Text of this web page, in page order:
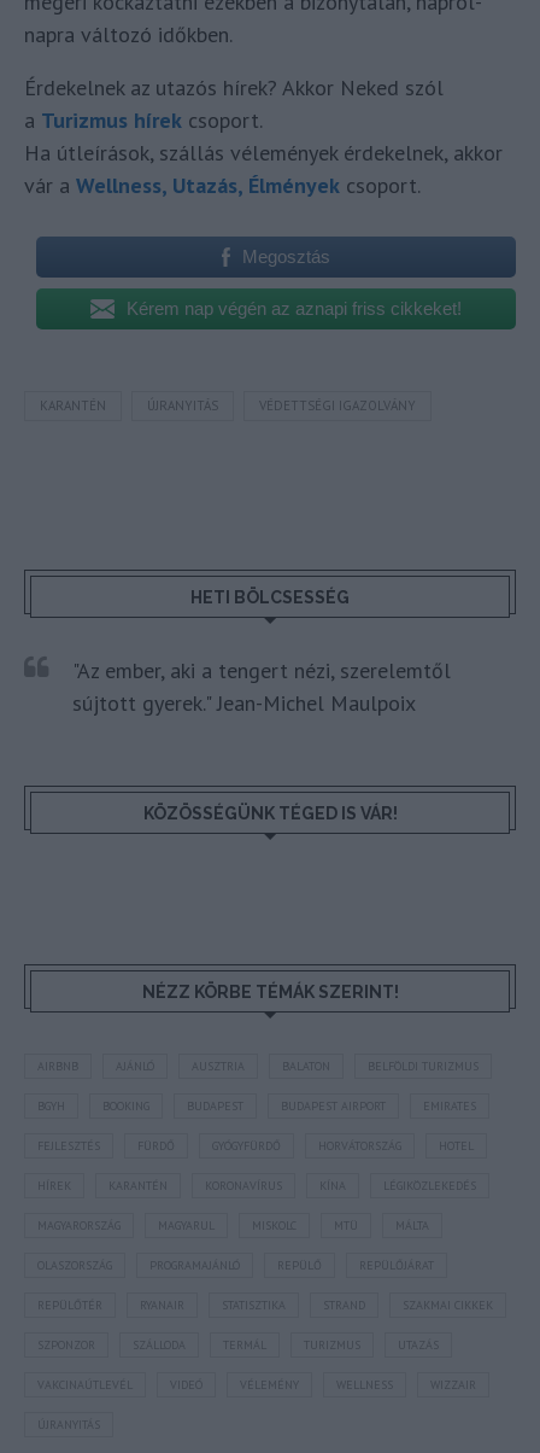
napra változó időkben.
Érdekelnek az utazós hírek? Akkor Neked szól
a Turizmus hírek csoport.
Ha útleírások, szállás vélemények érdekelnek, akkor
vár a Wellness, Utazás, Élmények csoport.
Megosztás
Kérem nap végén az aznapi friss cikkeket!
KARANTÉN ÚJRANYITÁS VÉDETTSÉGI IGAZOLVÁNY
HETI BÖLCSESSÉG
"Az ember, aki a tengert nézi, szerelemtől
sújtott gyerek." Jean-Michel Maulpoix
KÖZÖSSÉGÜNK TÉGED IS VÁR!
NÉZZ KÖRBE TÉMÁK SZERINT!
AUSZTRIA BALATON BELFÖLDI TURIZMUS
BUDAPEST BUDAPEST AIRPORT EMIRATES
FEJLESZTÉS HORVÁTORSZÁG HOTEL
KARANTÉN LÉGIKÖZLEKEDÉS
MAGYARORSZÁG MTÜ MÁLTA
OLASZORSZÁG REPÜLŐJÁRAT
REPÜLŐTÉR STATISZTIKA STRAND SZAKMAI CIKKEK
SZPONZOR SZÁLLODA TERMÁL TURIZMUS UTAZÁS
VAKCINAÚTLEVÉL WIZZAIR
ÚJRANYITÁS